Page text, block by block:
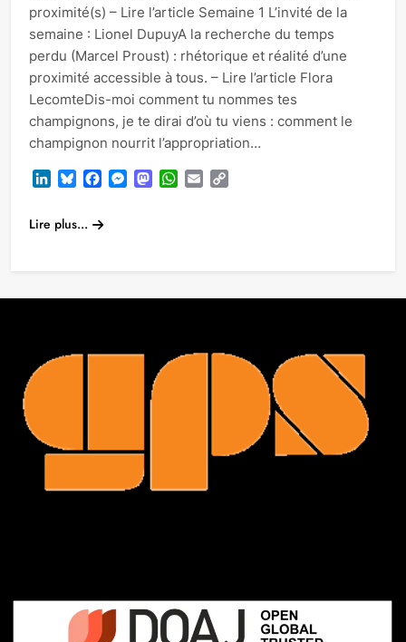
proximité(s) – Lire l’article Semaine 1 L’invité de la
semaine : Lionel DupuyA la recherche du temps
perdu (Marcel Proust) : rhétorique et réalité d’une
proximité accessible à tous. – Lire l’article Flora
LecomteDis-moi comment tu nommes tes
champignons, je te dirai d’où tu viens : comment le
champignon nourrit l’appropriation…
LinkedInBlueskyFacebook
Messenger
Mastodon
WhatsApp
Email
Lire plus...